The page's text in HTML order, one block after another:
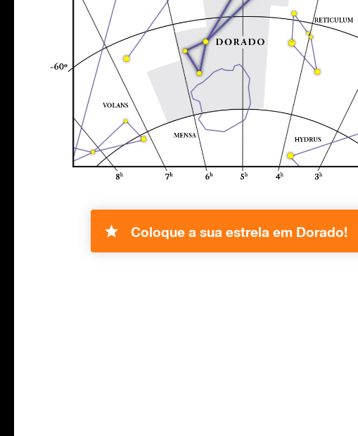
Coloque a sua estrela em Dorado!